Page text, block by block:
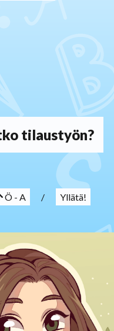
tilaustyön?
Ö - A / Yllätä!